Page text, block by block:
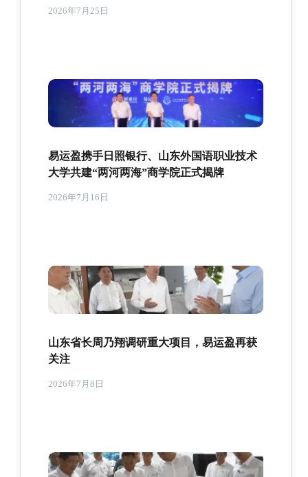
2026年7月25日
易运盈携手日照银行、山东外国语职业技术
大学共建“两河两海”商学院正式揭牌
2026年7月16日
山东省长周乃翔调研重大项目，易运盈再获
关注
2026年7月8日